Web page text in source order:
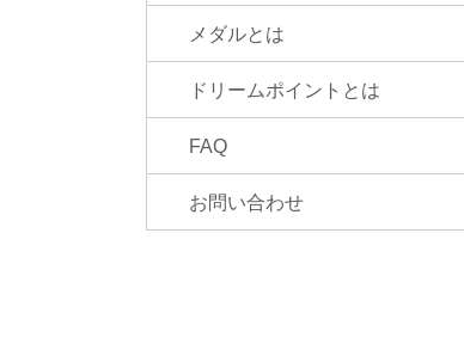
メダルとは
ドリームポイントとは
FAQ
お問い合わせ